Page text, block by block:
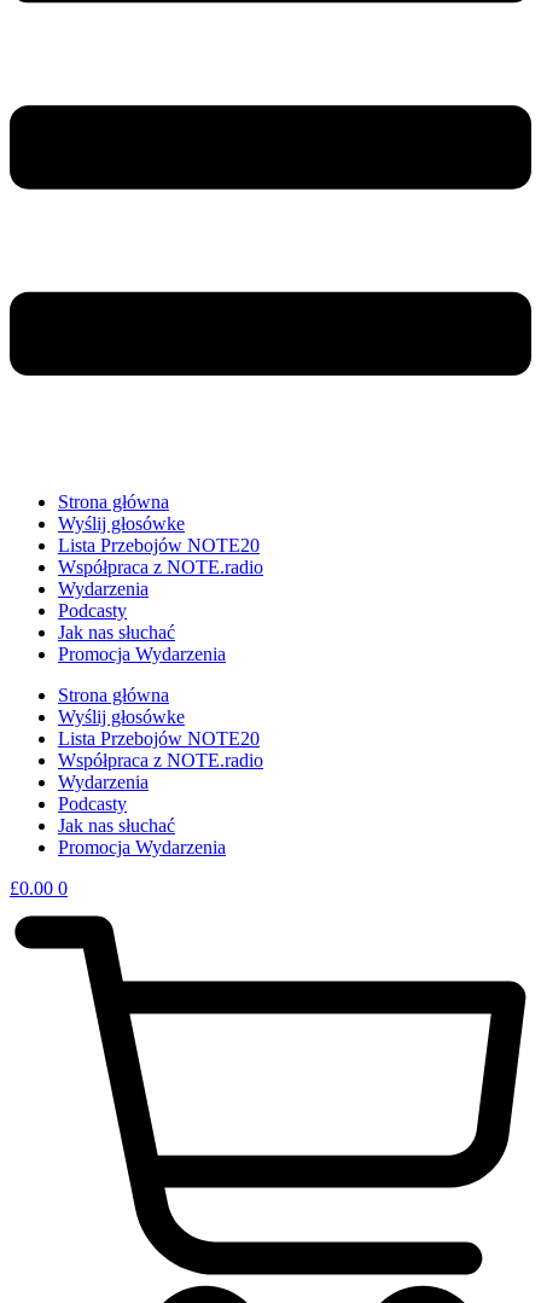
Strona główna
Wyślij głosówke
Lista Przebojów NOTE20
Współpraca z NOTE.radio
Wydarzenia
Podcasty
Jak nas słuchać
Promocja Wydarzenia
Strona główna
Wyślij głosówke
Lista Przebojów NOTE20
Współpraca z NOTE.radio
Wydarzenia
Podcasty
Jak nas słuchać
Promocja Wydarzenia
£0.00 0